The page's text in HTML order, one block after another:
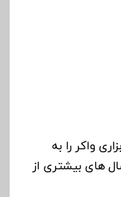
واکر را به
های بیشتری از